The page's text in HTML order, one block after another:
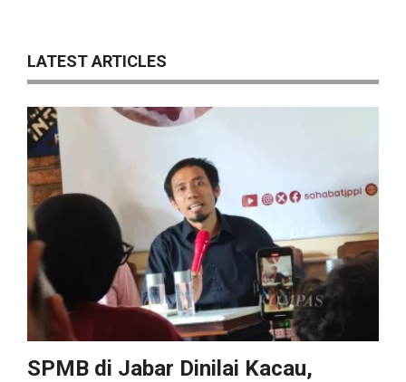
LATEST ARTICLES
SPMB di Jabar Dinilai Kacau,